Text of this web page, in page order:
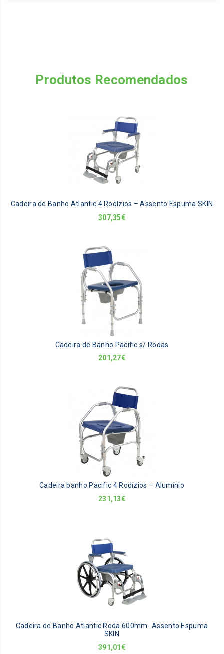
Produtos Recomendados
Cadeira de Banho Atlantic 4 Rodízios – Assento Espuma SKIN
307,35€
Cadeira de Banho Pacific s/ Rodas
201,27€
Cadeira banho Pacific 4 Rodízios – Alumínio
231,13€
Cadeira de Banho Atlantic Roda 600mm- Assento Espuma
SKIN
391,01€